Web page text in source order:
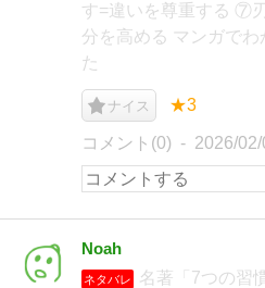
す=違いを尊重する ⑦
分を高める マンガで
た
ナイス ★3
コメント(0) 2026/02/
Noah
ネタバレ
名著「7つの習